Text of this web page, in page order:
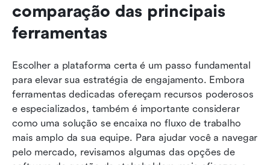
comparação das principais
ferramentas
Escolher a plataforma certa é um passo fundamental
para elevar sua estratégia de engajamento. Embora
ferramentas dedicadas ofereçam recursos poderosos
e especializados, também é importante considerar
como uma solução se encaixa no fluxo de trabalho
mais amplo da sua equipe. Para ajudar você a navegar
pelo mercado, revisamos algumas das opções de